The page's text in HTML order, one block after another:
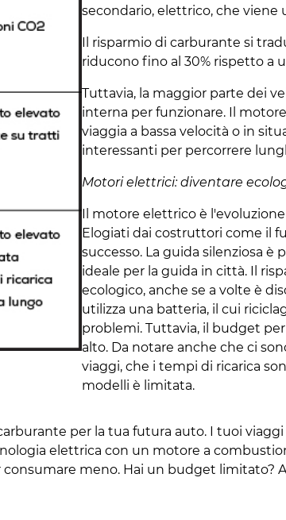
secondario, elettrico, che
Il risparmio di carburante si
riducono fino al 30% rispetto a
Tuttavia, la maggior parte dei
interna per funzionare. Il
viaggia a bassa velocità o in
interessanti per percorrere
Motori elettrici: diventare
Il motore elettrico è
Elogiati dai costruttori come il
successo. La guida silenziosa è
ideale per la guida in città. Il
ecologico, anche se a volte è
utilizza una batteria, il cui
problemi. Tuttavia, il budget
alto. Da notare anche che ci
viaggi, che i tempi di ricarica
modelli è limitata.
per la tua futura auto. I tuoi
elettrica con un motore a
meno. Hai un budget limitato?